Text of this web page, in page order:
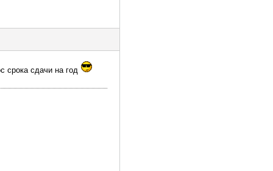
срока сдачи на год